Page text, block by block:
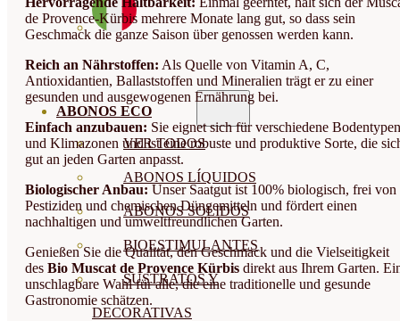
ABONOS ECO
VER TODOS
ABONOS LÍQUIDOS
ABONOS SOLIDOS
BIOESTIMULANTES
SUSTRATOS Y
DECORATIVAS
de Provence-Kürbis mehrere Monate lang gut, so dass sein
Geschmack die ganze Saison über genossen werden kann.
Reich an Nährstoffen: Als Quelle von Vitamin A, C,
Antioxidantien, Ballaststoffen und Mineralien trägt er zu einer
gesunden und ausgewogenen Ernährung bei.
Einfach anzubauen: Sie eignet sich für verschiedene Bodentypen
und Klimazonen und ist eine robuste und produktive Sorte, die
gut an jeden Garten anpasst.
Biologischer Anbau: Unser Saatgut ist 100% biologisch, frei von
Pestiziden und chemischen Düngemitteln und fördert einen
nachhaltigen und umweltfreundlichen Garten.
Genießen Sie die Qualität, den Geschmack und die Vielseitigkeit
des Bio Muscat de Provence Kürbis direkt aus Ihrem Garten.
unschlagbare Wahl für alle, die eine traditionelle und gesunde
Gastronomie schätzen.